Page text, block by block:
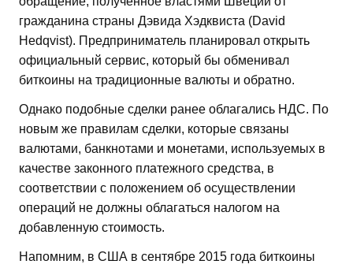
гражданина страны Дэвида Хэдквиста (David
Hedqvist). Предприниматель планировал открыть
официальный сервис, который бы обменивал
биткоины на традиционные валюты и обратно.
Однако подобные сделки ранее облагались НДС. По
новым же правилам сделки, которые связаны
валютами, банкнотами и монетами, используемых в
качестве законного платежного средства, в
соответствии с положением об осуществлении
операций не должны облагаться налогом на
добавленную стоимость.
Напомним, в США в сентябре 2015 года биткоины